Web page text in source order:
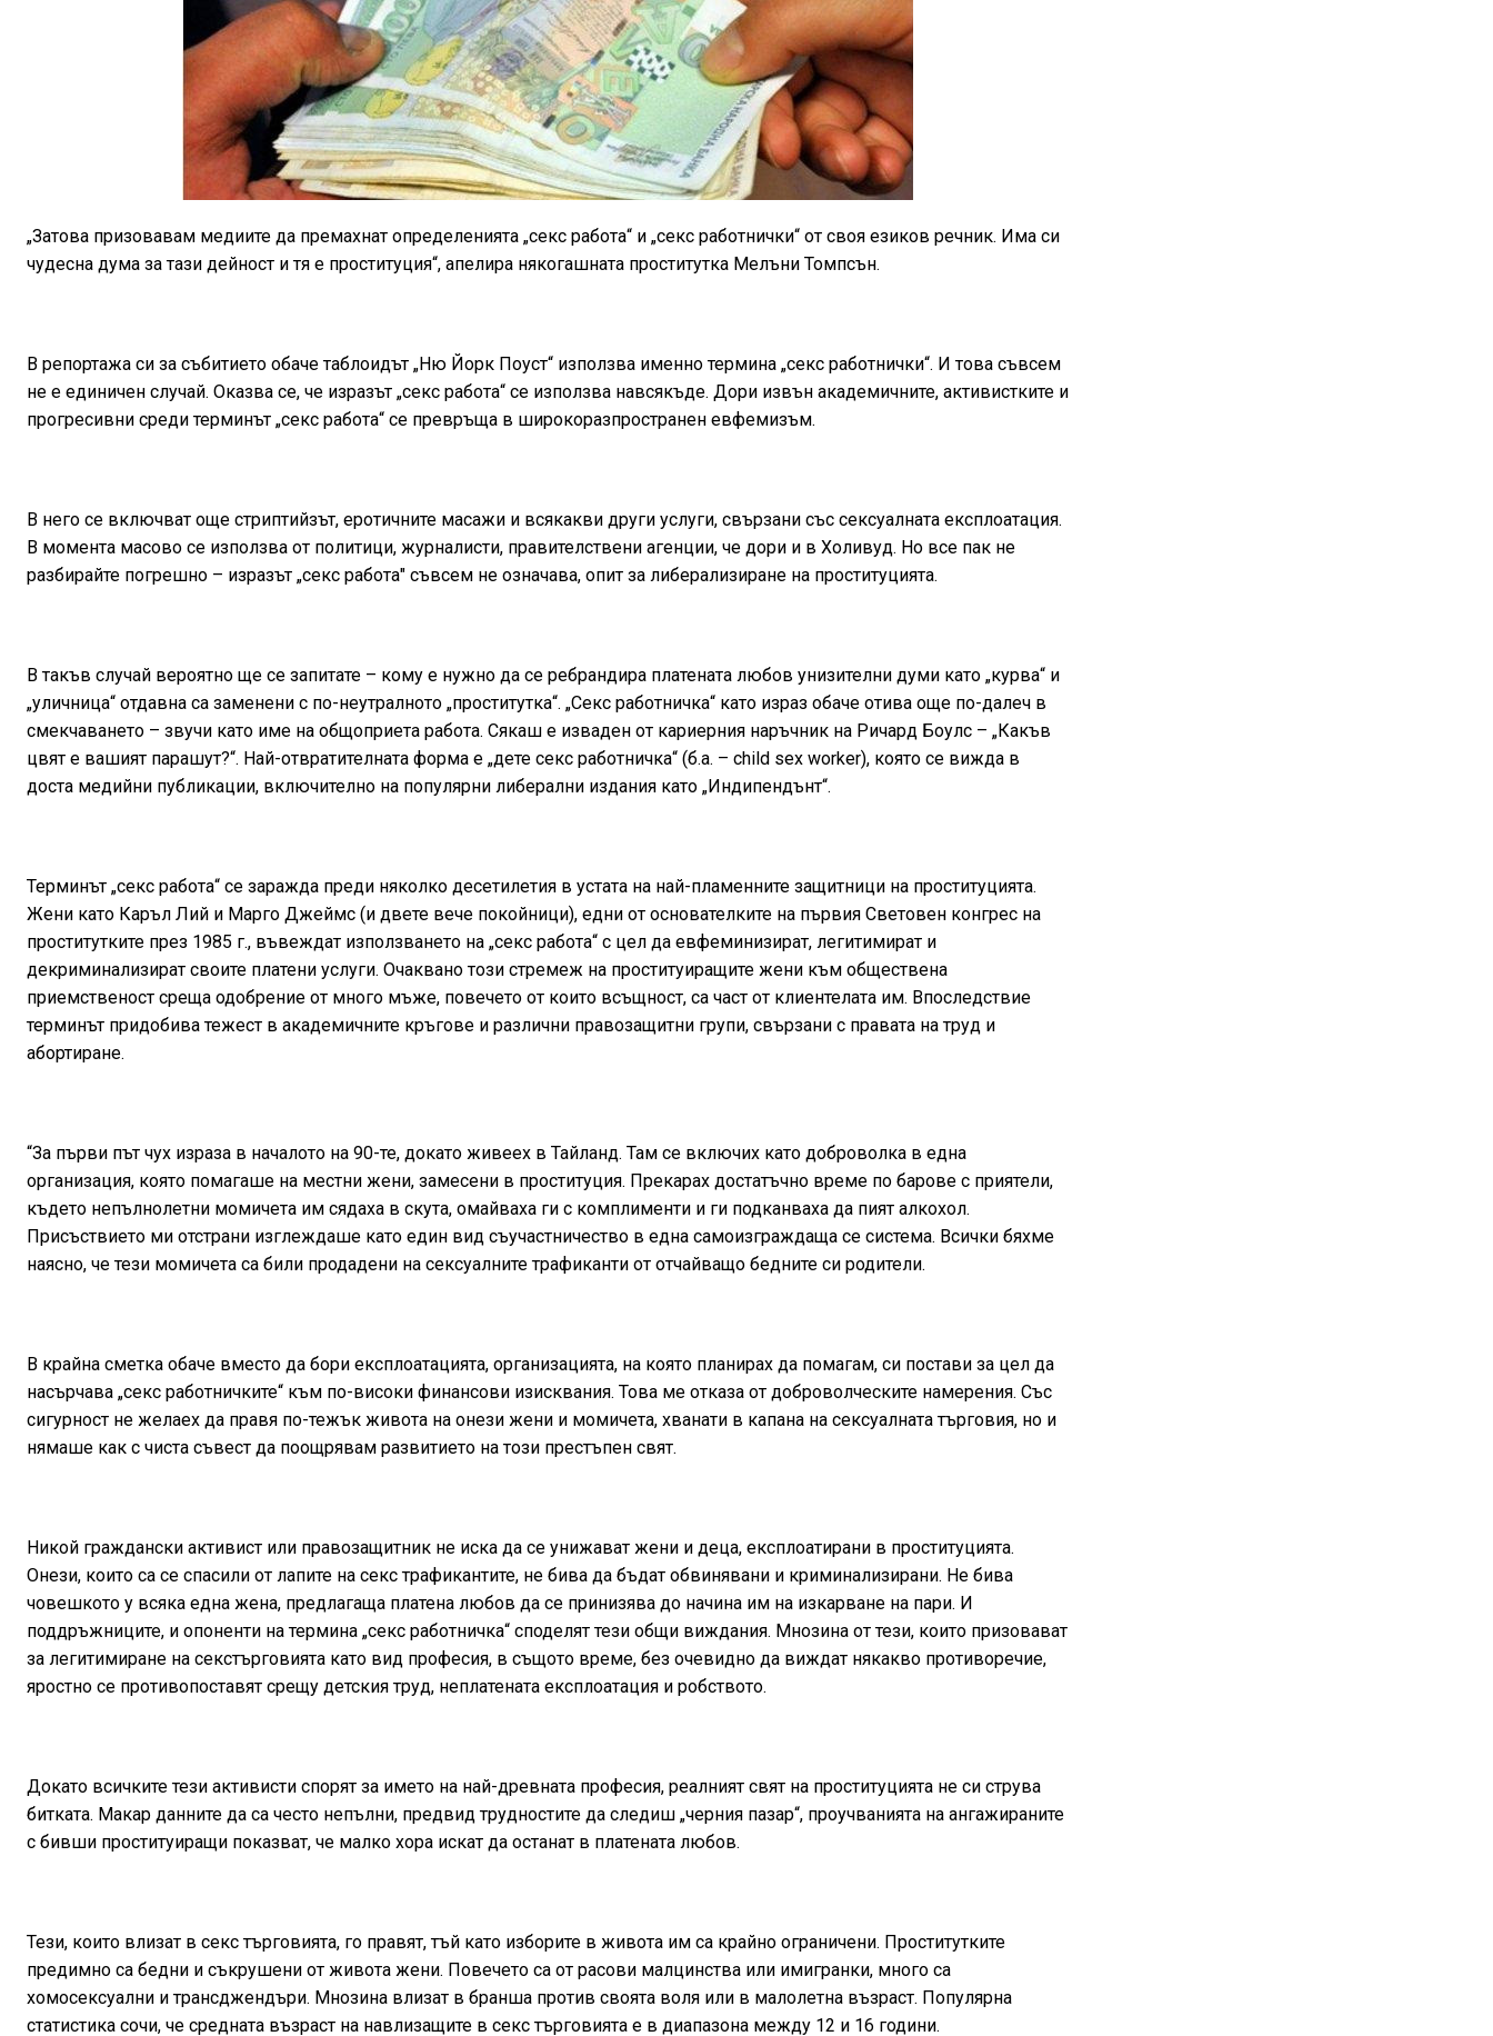
„Затова призовавам медиите да премахнат определенията „секс работа“ и „секс работнички“ от своя езиков речник. Има си
чудесна дума за тази дейност и тя е проституция“, апелира някогашната проститутка Мелъни Томпсън.
В репортажа си за събитието обаче таблоидът „Ню Йорк Поуст“ използва именно термина „секс работнички“. И това съвсем
не е единичен случай. Оказва се, че изразът „секс работа“ се използва навсякъде. Дори извън академичните, активистките и
прогресивни среди терминът „секс работа“ се превръща в широкоразпространен евфемизъм.
В него се включват още стриптийзът, еротичните масажи и всякакви други услуги, свързани със сексуалната експлоатация.
В момента масово се използва от политици, журналисти, правителствени агенции, че дори и в Холивуд. Но все пак не
разбирайте погрешно – изразът „секс работа" съвсем не означава, опит за либерализиране на проституцията.
В такъв случай вероятно ще се запитате – кому е нужно да се ребрандира платената любов унизителни думи като „курва“ и
„уличница“ отдавна са заменени с по-неутралното „проститутка“. „Секс работничка“ като израз обаче отива още по-далеч в
смекчаването – звучи като име на общоприета работа. Сякаш е изваден от кариерния наръчник на Ричард Боулс – „Какъв
цвят е вашият парашут?“. Най-отвратителната форма е „дете секс работничка“ (б.а. – child sex worker), която се вижда в
доста медийни публикации, включително на популярни либерални издания като „Индипендънт“.
Терминът „секс работа“ се заражда преди няколко десетилетия в устата на най-пламенните защитници на проституцията.
Жени като Каръл Лий и Марго Джеймс (и двете вече покойници), едни от основателките на първия Световен конгрес на
проститутките през 1985 г., въвеждат използването на „секс работа“ с цел да евфеминизират, легитимират и
декриминализират своите платени услуги. Очаквано този стремеж на проституиращите жени към обществена
приемственост среща одобрение от много мъже, повечето от които всъщност, са част от клиентелата им. Впоследствие
терминът придобива тежест в академичните кръгове и различни правозащитни групи, свързани с правата на труд и
абортиране.
“За първи път чух израза в началото на 90-те, докато живеех в Тайланд. Там се включих като доброволка в една
организация, която помагаше на местни жени, замесени в проституция. Прекарах достатъчно време по барове с приятели,
където непълнолетни момичета им сядаха в скута, омайваха ги с комплименти и ги подканваха да пият алкохол.
Присъствието ми отстрани изглеждаше като един вид съучастничество в една самоизграждаща се система. Всички бяхме
наясно, че тези момичета са били продадени на сексуалните трафиканти от отчайващо бедните си родители.
В крайна сметка обаче вместо да бори експлоатацията, организацията, на която планирах да помагам, си постави за цел да
насърчава „секс работничките“ към по-високи финансови изисквания. Това ме отказа от доброволческите намерения. Със
сигурност не желаех да правя по-тежък живота на онези жени и момичета, хванати в капана на сексуалната търговия, но и
нямаше как с чиста съвест да поощрявам развитието на този престъпен свят.
Никой граждански активист или правозащитник не иска да се унижават жени и деца, експлоатирани в проституцията.
Онези, които са се спасили от лапите на секс трафикантите, не бива да бъдат обвинявани и криминализирани. Не бива
човешкото у всяка една жена, предлагаща платена любов да се принизява до начина им на изкарване на пари. И
поддръжниците, и опоненти на термина „секс работничка“ споделят тези общи виждания. Мнозина от тези, които призовават
за легитимиране на секстърговията като вид професия, в същото време, без очевидно да виждат някакво противоречие,
яростно се противопоставят срещу детския труд, неплатената експлоатация и робството.
Докато всичките тези активисти спорят за името на най-древната професия, реалният свят на проституцията не си струва
битката. Макар данните да са често непълни, предвид трудностите да следиш „черния пазар“, проучванията на ангажираните
с бивши проституиращи показват, че малко хора искат да останат в платената любов.
Тези, които влизат в секс търговията, го правят, тъй като изборите в живота им са крайно ограничени. Проститутките
предимно са бедни и съкрушени от живота жени. Повечето са от расови малцинства или имигранки, много са
хомосексуални и трансджендъри. Мнозина влизат в бранша против своята воля или в малолетна възраст. Популярна
статистика сочи, че средната възраст на навлизащите в секс търговията е в диапазона между 12 и 16 години.